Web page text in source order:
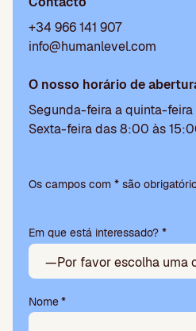
+34 966 141 907
info@humanlevel.com
O nosso horário de
Segunda-feira a quinta-
Sexta-feira das 8:00 às
l
s
e
e
a
v
Os campos com * são
Em que está interessado? *
Nome*